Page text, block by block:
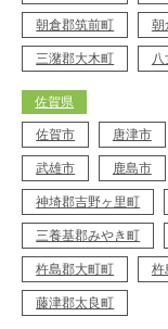
朝倉郡筑前町 朝
三潴郡大木町 八
佐賀県
佐賀市 唐津市
武雄市 鹿島市
神埼郡吉野ヶ里町
三養基郡みやき町
杵島郡大町町 杵
藤津郡太良町